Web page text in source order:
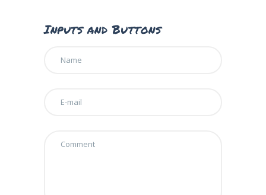
Inputs and Buttons